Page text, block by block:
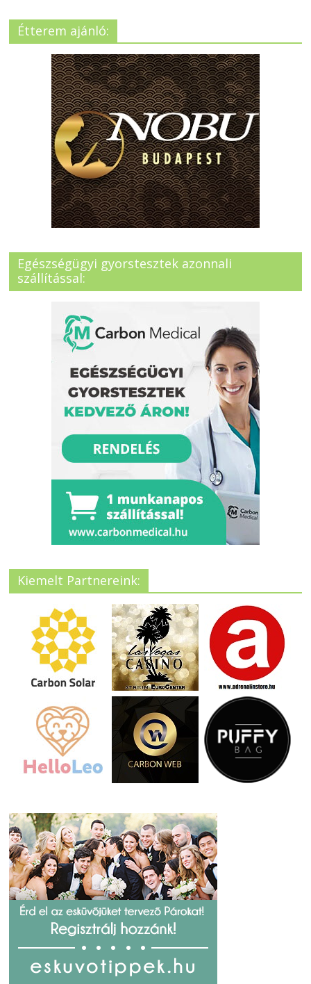
Étterem ajánló:
Egészségügyi gyorstesztek azonnali
szállítással:
Kiemelt Partnereink: